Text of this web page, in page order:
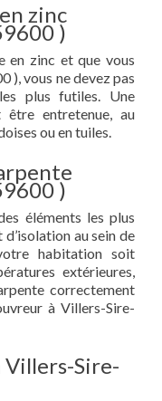
zinc
)
en zinc et que vous
), vous ne devez pas
plus futiles. Une
entretenue, au
ou en tuiles.
)
éléments les plus
au sein de
habitation soit
extérieures,
correctement
à Villers-Sire-
Villers-Sire-